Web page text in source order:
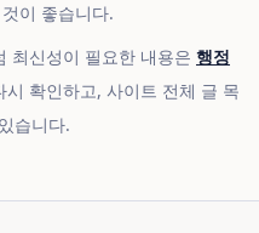
이 좋습니다.
최신성이 필요한 내용은 행정
시 확인하고, 사이트 전체 글 목
습니다.